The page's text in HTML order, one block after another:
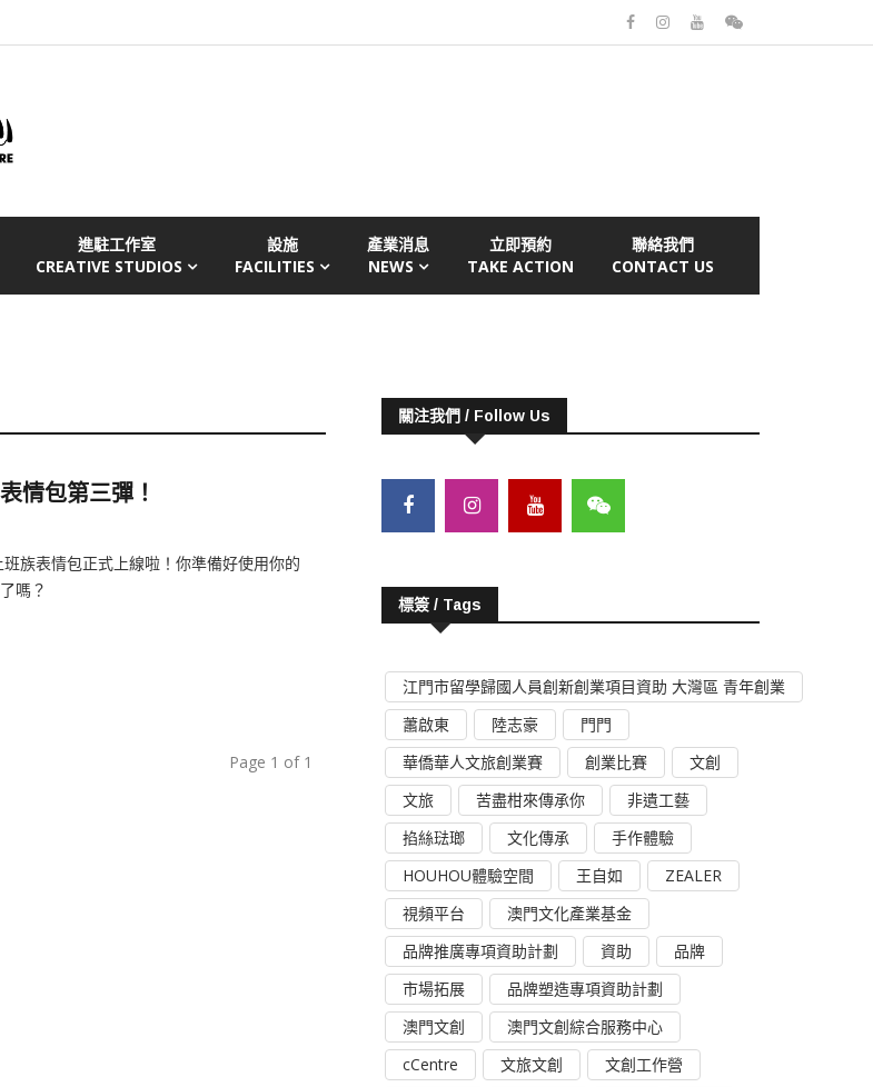
進駐工作室
CREATIVE STUDIOS
設施
FACILITIES
產業消息
NEWS
立即預約
TAKE ACTION
聯絡我們
CONTACT US
情包第三彈！
族表情包正式上線啦！你準備好使用你的
嗎？
Page 1 of 1
關注我們 / Follow Us
標簽 / Tags
江門市留學歸國人員創新創業項目資助 大灣區 青年創業
蕭啟東
陸志豪
門門
華僑華人文旅創業賽
創業比賽
文創
文旅
苦盡柑來傳承你
非遺工藝
掐絲琺瑯
文化傳承
手作體驗
HOUHOU體驗空間
王自如
ZEALER
視頻平台
澳門文化產業基金
品牌推廣專項資助計劃
資助
品牌
市場拓展
品牌塑造專項資助計劃
澳門文創
澳門文創綜合服務中心
cCentre
文旅文創
文創工作營